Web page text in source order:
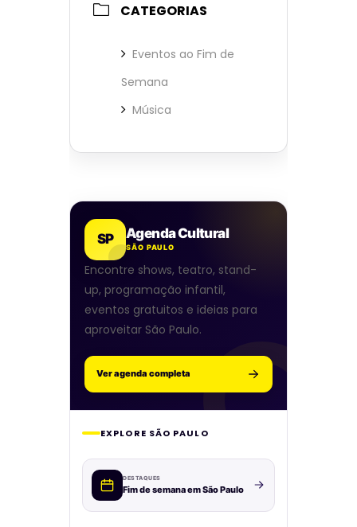
CATEGORIAS
Eventos ao Fim de
Semana
Música
SP Agenda Cultural
SÃO PAULO
Encontre shows, teatro, stand-
up, programação infantil,
eventos gratuitos e ideias para
aproveitar São Paulo.
Ver agenda completa
EXPLORE SÃO PAULO
DESTAQUES
Fim de semana em São Paulo